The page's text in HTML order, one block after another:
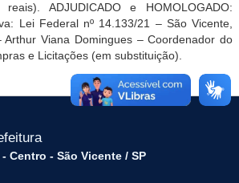
ADJUDICADO e HOMOLOGADO:
Lei Federal nº 14.133/21 – São Vicente,
Viana Domingues – Coordenador do
e Licitações (em substituição).
Centro - São Vicente / SP